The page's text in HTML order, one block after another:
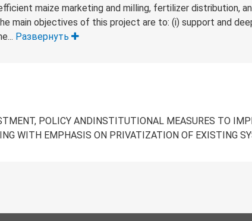
maize marketing and milling, fertilizer distribution,
main objectives of this project are to: (i) support and
Развернуть
POLICY ANDINSTITUTIONAL MEASURES TO
WITH EMPHASIS ON PRIVATIZATION OF EXISTING